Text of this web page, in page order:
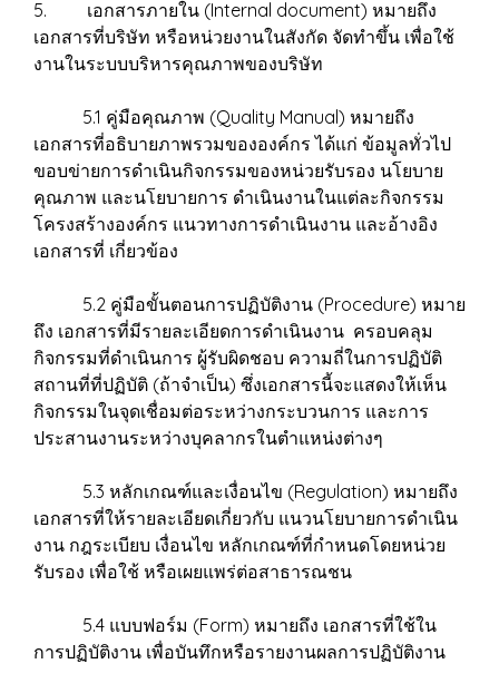
5. เอกสารภายใน (Internal document) หมายถึง
เอกสารที่บริษัท หรือหน่วยงานในสังกัด จัดทำขึ้น เพื่อใช้
งานในระบบบริหารคุณภาพของบริษัท
5.1 คู่มือคุณภาพ (Quality Manual) หมายถึง
เอกสารที่อธิบายภาพรวมขององค์กร ได้แก่ ข้อมูลทั่วไป
ขอบข่ายการดำเนินกิจกรรมของหน่วยรับรอง นโยบาย
คุณภาพ และนโยบายการ ดำเนินงานในแต่ละกิจกรรม
โครงสร้างองค์กร แนวทางการดำเนินงาน และอ้างอิง
เอกสารที่ เกี่ยวข้อง
5.2 คู่มือขั้นตอนการปฏิบัติงาน (Procedure) หมาย
ถึง เอกสารที่มีรายละเอียดการดำเนินงาน ครอบคลุม
กิจกรรมที่ดำเนินการ ผู้รับผิดชอบ ความถี่ในการปฏิบัติ
สถานที่ที่ปฏิบัติ (ถ้าจำเป็น) ซึ่งเอกสารนี้จะแสดงให้เห็น
กิจกรรมในจุดเชื่อมต่อระหว่างกระบวนการ และการ
ประสานงานระหว่างบุคลากรในตำแหน่งต่างๆ
5.3 หลักเกณฑ์และเงื่อนไข (Regulation) หมายถึง
เอกสารที่ให้รายละเอียดเกี่ยวกับ แนวนโยบายการดำเนิน
งาน กฎระเบียบ เงื่อนไข หลักเกณฑ์ที่กำหนดโดยหน่วย
รับรอง เพื่อใช้ หรือเผยแพร่ต่อสาธารณชน
5.4 แบบฟอร์ม (Form) หมายถึง เอกสารที่ใช้ใน
การปฏิบัติงาน เพื่อบันทึกหรือรายงานผลการปฏิบัติงาน